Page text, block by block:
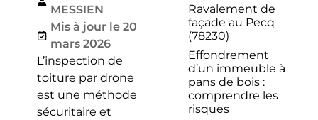
MESSIEN
Mis à jour le 20
mars 2026
L’inspection de
toiture par drone
est une méthode
sécuritaire et
Ravalement de
façade au Pecq
(78230)
Effondrement
d’un immeuble à
pans de bois :
comprendre les
risques